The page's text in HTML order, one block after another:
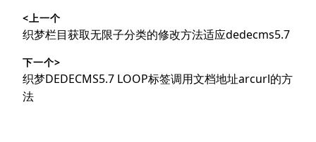
章
导
航
<上一个
上
文
章：
织梦栏目获取无限子分类的修改方法适应dedecms5.7
下一个>
下
篇
织梦DEDECMS5.7 LOOP标签调用文档地址arcurl的方
法